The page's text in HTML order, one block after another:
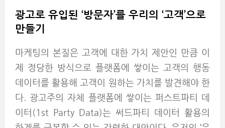
광고로 유입된 ‘방문자’를 우리의 ‘고객’으로
만들기
마케팅의 본질은 고객에 대한 가치 제안인 만큼 이
제 정당한 방식으로 플랫폼에 쌓이는 고객의 행동
데이터를 활용해 고객이 원하는 가치를 발견해야 한
다. 광고주의 자체 플랫폼에 쌓이는 퍼스트파티 데
이터(1st Party Data)는 써드파티 데이터 활용의